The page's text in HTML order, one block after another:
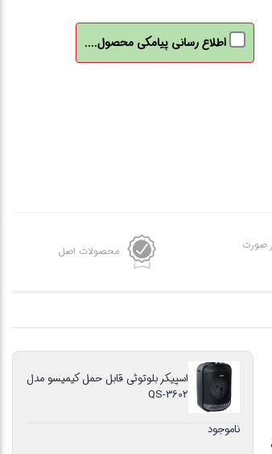
اطلاع رسانی پیامکی محصول....
صورت
محصولات اصل
اسپیکر بلوتوثی قابل حمل کیمیسو مدل
QS-3602
ناموجود